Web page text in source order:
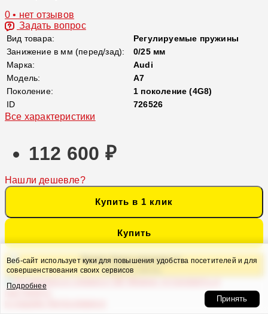
0 • нет отзывов
Задать вопрос
Вид товара:
Регулируемые пружины
Занижение в мм (перед/зад):
0/25 мм
Марка:
Audi
Модель:
A7
Поколение:
1 поколение (4G8)
ID
726526
Все характеристики
112 600 ₽
Нашли дешевле?
Купить в 1 клик
Купить
Кредит банка партнера от
5 926 ₽ в месяц
настроить
Веб-сайт использует куки для повышения удобства посетителей и для
совершенствования своих сервисов
Подробнее
Принять